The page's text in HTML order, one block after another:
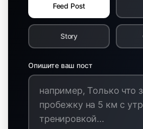
Feed Post
Story
Опишите ваш пост